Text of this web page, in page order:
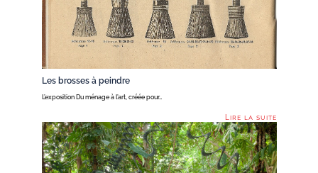
Les brosses à peindre
L’exposition Du ménage à l’art, créée pour…
Lire la suite